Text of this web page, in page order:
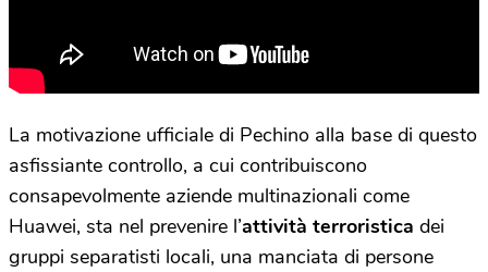
La motivazione ufficiale di Pechino alla base di questo
asfissiante controllo, a cui contribuiscono
consapevolmente aziende multinazionali come
Huawei, sta nel prevenire l’attività terroristica dei
gruppi separatisti locali, una manciata di persone